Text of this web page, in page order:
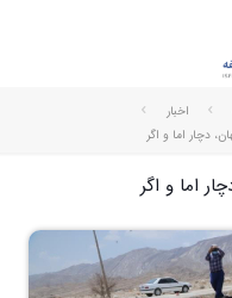
اخبار
دچار اما و اگر
اما و اگر